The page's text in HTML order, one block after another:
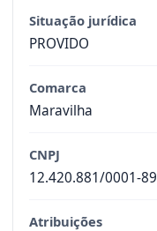
Situação jurídica
PROVIDO
Comarca
Maravilha
CNPJ
12.420.881/0001-89
Atribuições